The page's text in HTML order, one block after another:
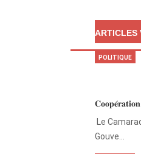
ARTICLES
‎Le
Gouve…
POLITIQUE